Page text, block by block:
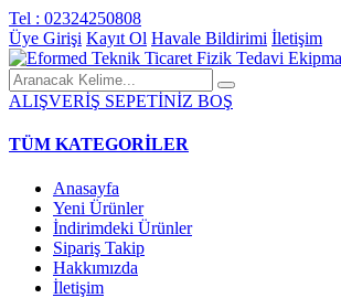
Tel : 02324250808
Üye Girişi Kayıt Ol Havale Bildirimi İletişim
ALIŞVERİŞ SEPETİNİZ BOŞ
TÜM KATEGORİLER
Anasayfa
Yeni Ürünler
İndirimdeki Ürünler
Sipariş Takip
Hakkımızda
İletişim